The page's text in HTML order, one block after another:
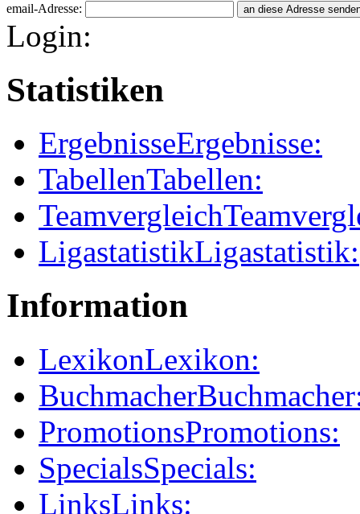
email-Adresse:
Login:
Statistiken
ErgebnisseErgebnisse:
TabellenTabellen:
Teamvergleich
LigastatistikLigastatistik:
Information
LexikonLexikon:
Buchmacher
PromotionsPromotions:
SpecialsSpecials:
LinksLinks: